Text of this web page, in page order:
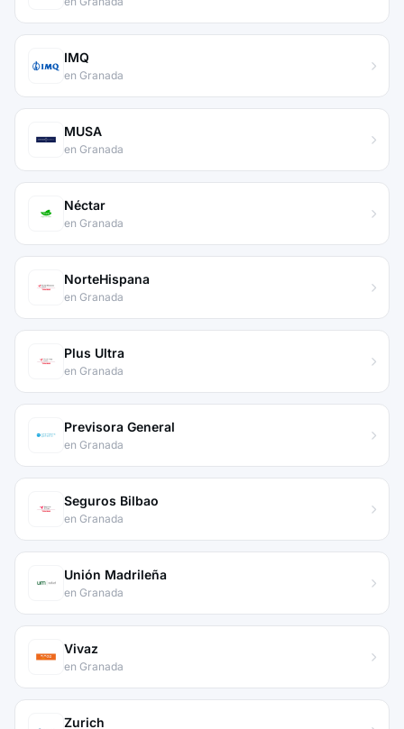
IMQ
en Granada
MUSA
en Granada
Néctar
en Granada
NorteHispana
en Granada
Plus Ultra
en Granada
Previsora General
en Granada
Seguros Bilbao
en Granada
Unión Madrileña
en Granada
Vivaz
en Granada
Zurich